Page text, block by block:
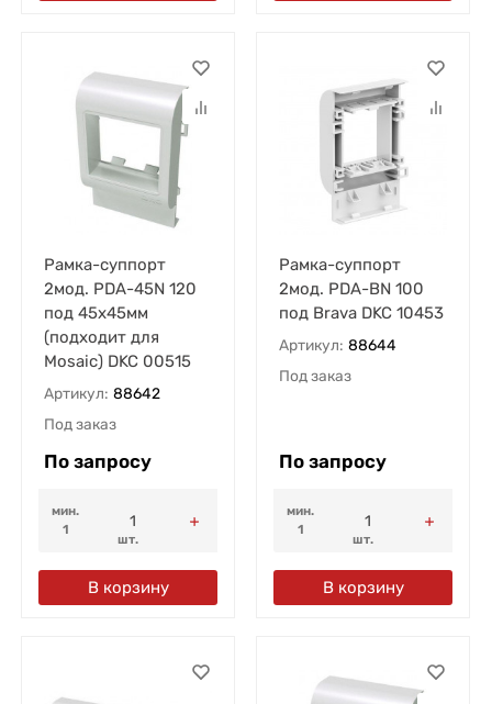
Рамка-суппорт
2мод. PDA-45N 120
под 45х45мм
(подходит для
Mosaic) DKC 00515
Артикул: 88642
Под заказ
По запросу
мин.
1
шт.
В корзину
Рамка-суппорт
2мод. PDA-BN 100
под Brava DKC 10453
Артикул: 88644
Под заказ
По запросу
мин.
1
шт.
В корзину